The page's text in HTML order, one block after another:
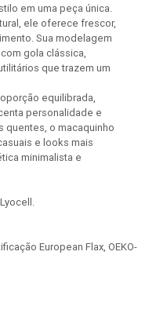
em uma peça única.
ele oferece frescor,
Sua modelagem
gola clássica,
que trazem um
equilibrada,
personalidade e
quentes, o macaquinho
e looks mais
minimalista e
European Flax, OEKO-